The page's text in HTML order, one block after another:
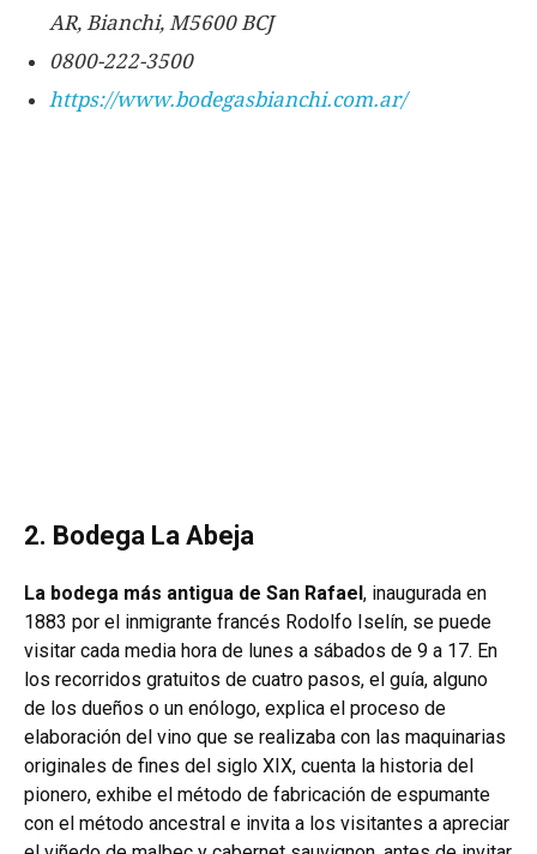
AR, Bianchi, M5600 BCJ
0800-222-3500
https://www.bodegasbianchi.com.ar/
2. Bodega La Abeja
La bodega más antigua de San Rafael, inaugurada en
1883 por el inmigrante francés Rodolfo Iselín, se puede
visitar cada media hora de lunes a sábados de 9 a 17. En
los recorridos gratuitos de cuatro pasos, el guía, alguno
de los dueños o un enólogo, explica el proceso de
elaboración del vino que se realizaba con las maquinarias
originales de fines del siglo XIX, cuenta la historia del
pionero, exhibe el método de fabricación de espumante
con el método ancestral e invita a los visitantes a apreciar